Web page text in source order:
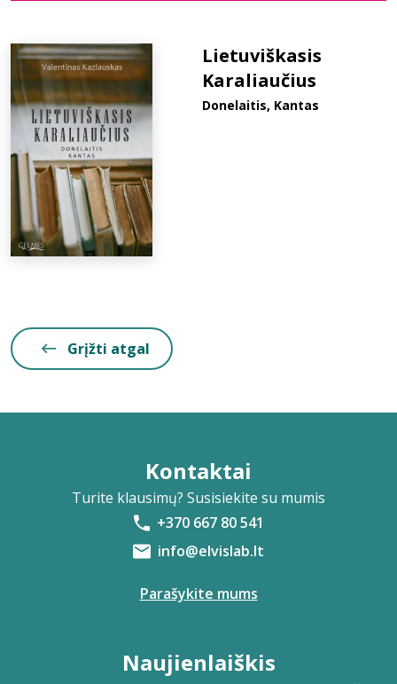
+370 667 80 541
info@elvislab.lt
Lietuviškasis
Karaliaučius
Donelaitis, Kantas
Grįžti atgal
Kontaktai
Turite klausimų? Susisiekite su mumis
+370 667 80 541
info@elvislab.lt
Parašykite mums
Naujienlaiškis